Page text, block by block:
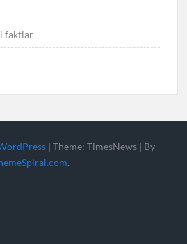
faktlar
| Theme: TimesNews | By
.